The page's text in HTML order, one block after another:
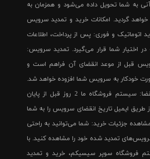
به شما تحویل داده می‌شود و همزمان به
خواهد گردید. امکانات خرید و تمدید سرویس
و فوری: پس از پرداخت، اطلاعات
اختیار شما قرار می‌گیرد. تمدید سرویس:
قبل از موعد انقضای آن فراهم است و
خودکار به سرویس شما افزوده خواهد شد.
یادآوری تاریخ انقضا: سیستم فروشگاه ما 2 روز قبل از پایان
ایمیل تاریخ انقضای سرویس را به شما
جزئیات خرید: شما می‌توانید به راحتی
تمدید شده خود را مشاهده کنید. با
فروشگاه سوپر سیسیکم، خرید و تمدید